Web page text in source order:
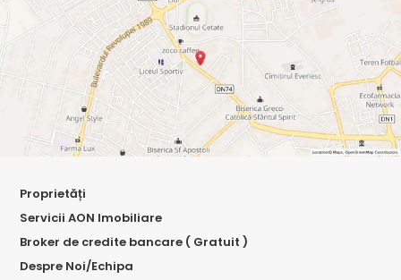
Proprietăți
Servicii AON Imobiliare
Broker de credite bancare ( Gratuit )
Despre Noi/Echipa